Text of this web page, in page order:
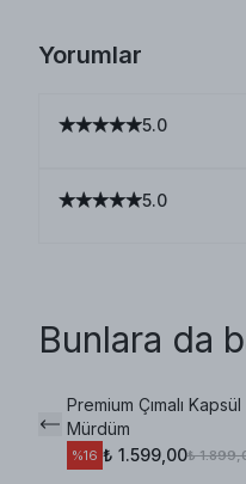
Yorumlar
5.0
5.0
Bunlara da
Premium Çımalı Kapsül
Mürdüm
%16 ₺ 1.599,00₺